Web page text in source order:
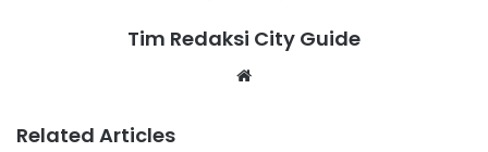
Tim Redaksi City Guide
Related Articles